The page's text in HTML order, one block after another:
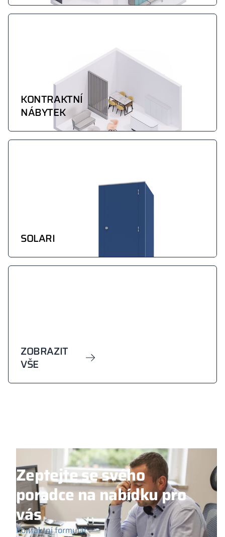
KONTRAKTNÍ
NÁBYTEK
SOLARI
ZOBRAZIT
VŠE
Zeptejte se svého
poradce na nabídku pro
vás
Kontaktní formulář